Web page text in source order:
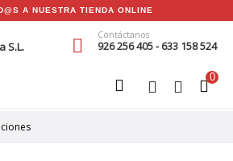
A NUESTRA TIENDA ONLINE
Contáctanos
926 256 405 - 633 158 524
0